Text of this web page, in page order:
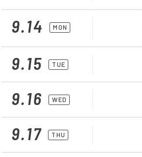
9.14 MON
9.15 TUE
9.16 WED
9.17 THU